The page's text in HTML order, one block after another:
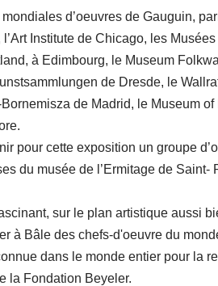
d’oeuvres de Gauguin,
Institute de Chicago, les
à Edimbourg, le Museum
de Dresde, le
de Madrid, le Museum of
pour cette exposition un groupe
du musée de l’Ermitage de Saint-
sur le plan artistique aussi
à Bâle des chefs-d'oeuvre du
dans le monde entier pour la
la Fondation Beyeler.